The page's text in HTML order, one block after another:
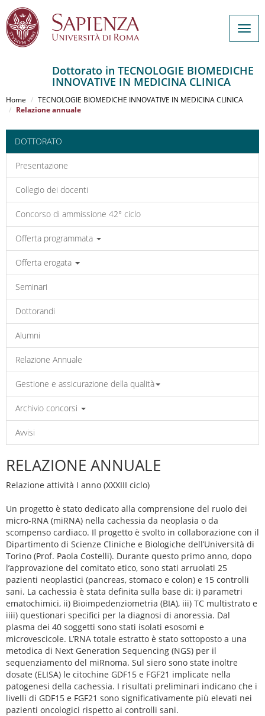
al
contenuto
Dottorato in TECNOLOGIE BIOMEDICHE
INNOVATIVE IN MEDICINA CLINICA
Home
TECNOLOGIE BIOMEDICHE INNOVATIVE IN MEDICINA CLINICA
Relazione annuale
DOTTORATO
Presentazione
Collegio dei docenti
Concorso di ammissione 42° ciclo
Offerta programmata
Offerta erogata
Seminari
Dottorandi
Alumni
Relazione Annuale
Gestione e assicurazione della qualità
Archivio concorsi
Avvisi
RELAZIONE ANNUALE
Relazione attività I anno (XXXIII ciclo)
Un progetto è stato dedicato alla comprensione del ruolo dei
micro-RNA (miRNA) nella cachessia da neoplasia o da
scompenso cardiaco. Il progetto è svolto in collaborazione con il
Dipartimento di Scienze Cliniche e Biologiche dell’Università di
Torino (Prof. Paola Costelli). Durante questo primo anno, dopo
l’approvazione del comitato etico, sono stati arruolati 25
pazienti neoplastici (pancreas, stomaco e colon) e 15 controlli
sani. La cachessia è stata definita sulla base di: i) parametri
ematochimici, ii) Bioimpedenziometria (BIA), iii) TC multistrato e
iiii) questionari specifici per la diagnosi di anoressia. Dal
plasma dei 40 soggetti sono stati isolati esosomi e
microvescicole. L’RNA totale estratto è stato sottoposto a una
metodica di Next Generation Sequencing (NGS) per il
sequenziamento del miRnoma. Sul siero sono state inoltre
dosate (ELISA) le citochine GDF15 e FGF21 implicate nella
patogenesi della cachessia. I risultati preliminari indicano che i
livelli di GDF15 e FGF21 sono significativamente più elevati nei
pazienti oncologici rispetto ai controlli sani.